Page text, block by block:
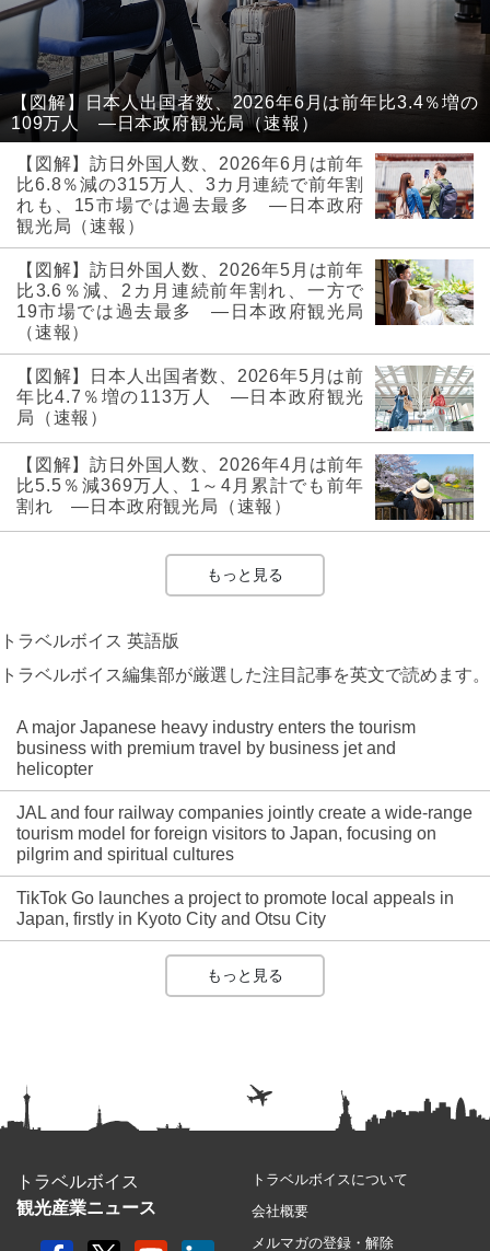
【図解】日本人出国者数、2026年6月は前年比3.4％増の
109万人 ―日本政府観光局（速報）
【図解】訪日外国人数、2026年6月は前年
比6.8％減の315万人、3カ月連続で前年割
れも、15市場では過去最多 ―日本政府
観光局（速報）
【図解】訪日外国人数、2026年5月は前年
比3.6％減、2カ月連続前年割れ、一方で
19市場では過去最多 ―日本政府観光局
（速報）
【図解】日本人出国者数、2026年5月は前
年比4.7％増の113万人 ―日本政府観光
局（速報）
【図解】訪日外国人数、2026年4月は前年
比5.5％減369万人、1～4月累計でも前年
割れ ―日本政府観光局（速報）
もっと見る
トラベルボイス 英語版
トラベルボイス編集部が厳選した注目記事を英文で読めます。
A major Japanese heavy industry enters the tourism
business with premium travel by business jet and
helicopter
JAL and four railway companies jointly create a wide-range
tourism model for foreign visitors to Japan, focusing on
pilgrim and spiritual cultures
TikTok Go launches a project to promote local appeals in
Japan, firstly in Kyoto City and Otsu City
もっと見る
トラベルボイス
観光産業ニュース
トラベルボイスについて
会社概要
メルマガの登録・解除